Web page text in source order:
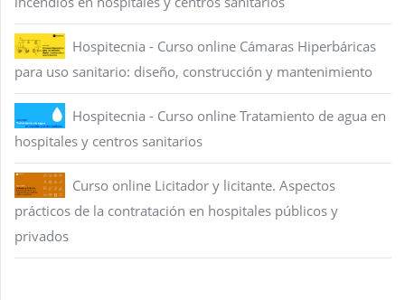
Hospitecnia - Curso online Cámaras Hiperbáricas
para uso sanitario: diseño, construcción y mantenimiento
Hospitecnia - Curso online Tratamiento de agua en
hospitales y centros sanitarios
Curso online Licitador y licitante. Aspectos
prácticos de la contratación en hospitales públicos y
privados